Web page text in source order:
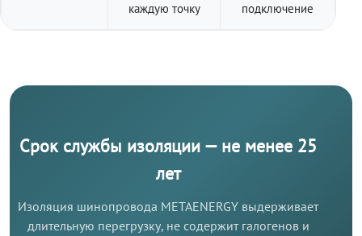
каждую точку
подключение
Срок службы изоляции — не менее 25
лет
Изоляция шинопровода METAENERGY выдерживает
длительную перегрузку, не содержит галогенов и